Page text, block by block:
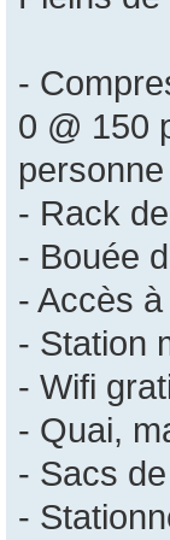
-
0 @ 150
- Rack
- Bouée
- Accès
- Station
- Wifi
- Quai,
- Sacs
-